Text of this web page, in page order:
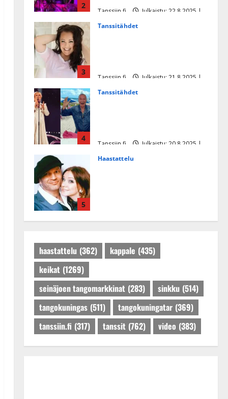
2
Tanssiin.fi
Julkaistu: 22.8.2025 |
3
Tanssitähdet
Tanssiin.fi
Julkaistu: 21.8.2025 |
4
Tanssitähdet
Tanssiin.fi
Julkaistu: 20.8.2025 |
5
Haastattelu
Tanssiin.fi
Julkaistu: 27.4.2025 |
haastattelu (362) kappale (435)
keikat (1269)
seinäjoen tangomarkkinat (283) sinkku (514)
tangokuningas (511) tangokuningatar (369)
tanssiin.fi (317) tanssit (762) video (383)